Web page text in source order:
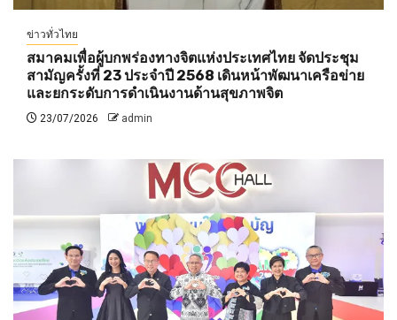
ข่าวทั่วไทย
สมาคมเพื่อผู้บกพร่องทางจิตแห่งประเทศไทย จัดประชุม
สามัญครั้งที่ 23 ประจำปี 2568 เดินหน้าพัฒนาเครือข่าย
และยกระดับการดำเนินงานด้านสุขภาพจิต
23/07/2026 admin